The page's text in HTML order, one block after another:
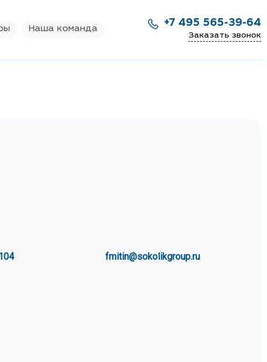
Наша команда
+7 495 565-39-64
Заказать звонок
fmitin@sokolikgroup.ru